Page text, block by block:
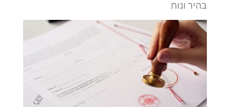
בהיר ונוח.